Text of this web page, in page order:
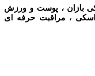
بازان ، پوست و ورزش
، مراقبت حرفه ای